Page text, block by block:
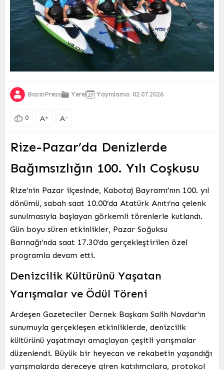
BasınPress Yerel Yayınlama: 02.07.2026
0 A+ A-
Rize-Pazar’da Denizlerde
Bağımsızlığın 100. Yılı Coşkusu
Rize’nin Pazar ilçesinde, Kabotaj Bayramı’nın 100. yıl
dönümü, sabah saat 10.00’da Atatürk Anıtı’na çelenk
sunulmasıyla başlayan görkemli törenlerle kutlandı.
Gün boyu süren etkinlikler, Pazar Soğuksu
Barınağı’nda saat 17.30’da gerçekleştirilen özel
programla devam etti.
Denizcilik Kültürünü Yaşatan
Yarışmalar ve Ödül Töreni
Ardeşen Gazeteciler Dernek Başkanı Salih Navdar’ın
sunumuyla gerçekleşen etkinliklerde, denizcilik
kültürünü yaşatmayı amaçlayan çeşitli yarışmalar
düzenlendi. Büyük bir heyecan ve rekabetin yaşandığı
yarışmalarda dereceye giren katılımcılara, protokol